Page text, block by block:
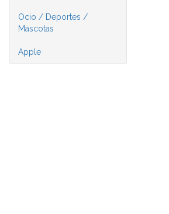
Ocio / Deportes /
Mascotas
Apple